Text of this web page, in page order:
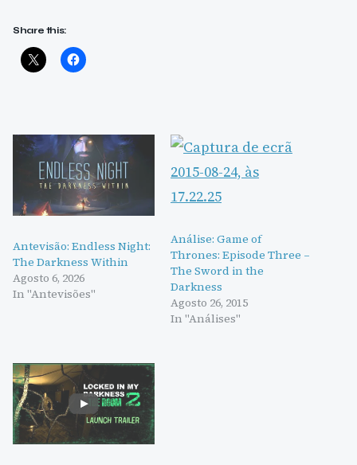
Share this:
Antevisão: Endless Night:
The Darkness Within
Agosto 6, 2026
In "Antevisões"
Análise: Game of
Thrones: Episode Three –
The Sword in the
Darkness
Agosto 26, 2015
In "Análises"